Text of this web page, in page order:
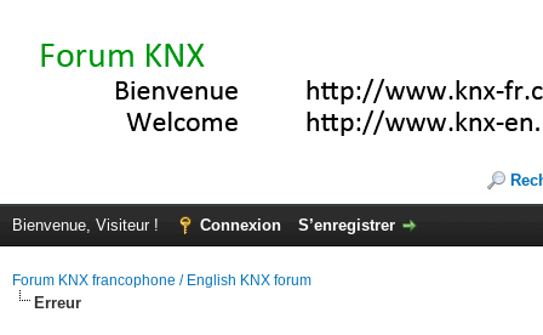
Bienvenue, Visiteur ! Connexion S’enregistrer
Forum KNX francophone / English KNX forum
Erreur